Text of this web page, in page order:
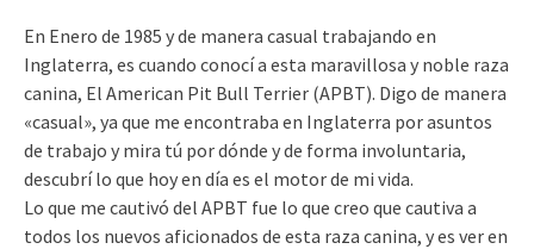
En Enero de 1985 y de manera casual trabajando en
Inglaterra, es cuando conocí a esta maravillosa y noble raza
canina, El American Pit Bull Terrier (APBT). Digo de manera
«casual», ya que me encontraba en Inglaterra por asuntos
de trabajo y mira tú por dónde y de forma involuntaria,
descubrí lo que hoy en día es el motor de mi vida.
Lo que me cautivó del APBT fue lo que creo que cautiva a
todos los nuevos aficionados de esta raza canina, y es ver en